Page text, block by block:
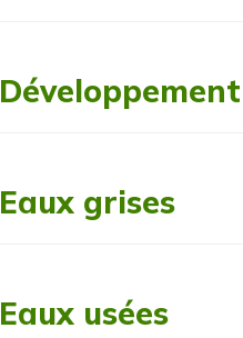
Eaux grises
Eaux usées